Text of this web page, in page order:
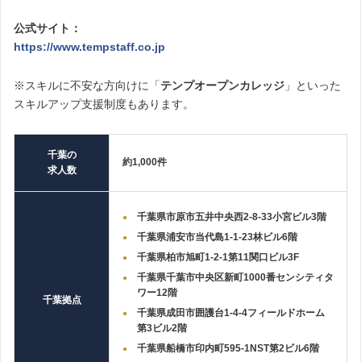
公式サイト：
https://www.tempstaff.co.jp
※スキルに不安な方向けに「テンプオープンカレッジ 」といった
スキルアップ支援制度もあります。
千葉の
求人数
約1,000件
千葉拠点
千葉県市原市五井中央西2‐8‐33小宮ビル3階
千葉県浦安市当代島1‐1‐23林ビル6階
千葉県柏市旭町1‐2‐1第11関口ビル3F
千葉県千葉市中央区新町1000番センシティタ
ワー12階
千葉県成田市囲護台1‐4‐4フィールドホーム
第3ビル2階
千葉県船橋市印内町595‐1NST第2ビル6階